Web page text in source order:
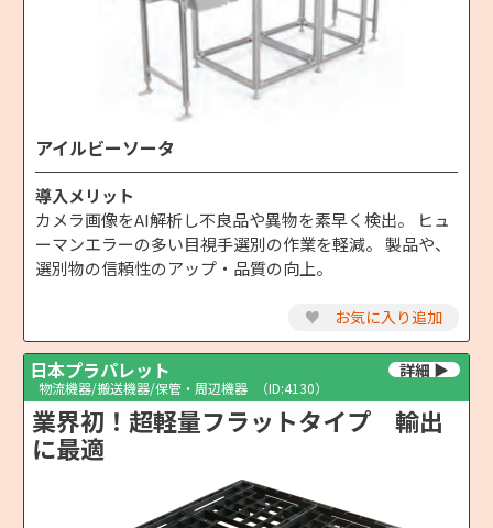
アイルビーソータ
導入メリット
カメラ画像をAI解析し不良品や異物を素早く検出。 ヒュ
ーマンエラーの多い目視手選別の作業を軽減。 製品や、
選別物の信頼性のアップ・品質の向上。
♥ お気に入り追加
日本プラパレット
物流機器/搬送機器/保管・周辺機器 （ID:4130）
業界初！超軽量フラットタイプ 輸出
に最適